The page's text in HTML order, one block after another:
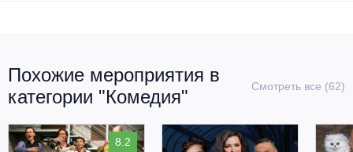
Похожие мероприятия в
категории "Комедия"
Смотреть все (62)
8.2